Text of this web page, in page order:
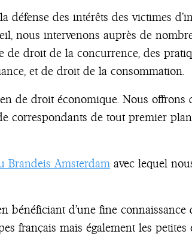
défense des intérêts des victimes
nous intervenons auprès de
de droit de la concurrence, des
et de droit de la consommation.
de droit économique. Nous offrons
correspondants de tout premier
Brandeis Amsterdam avec lequel
bénéficiant d’une fine connaissance
français mais également les petites